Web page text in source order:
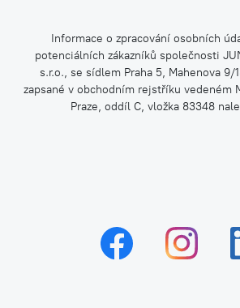
Informace o zpracování osobních
potenciálních zákazníků společnosti
s.r.o., se sídlem Praha 5, Mahenova 9/
zapsané v obchodním rejstříku vedeném
Praze, oddíl C, vložka 83348